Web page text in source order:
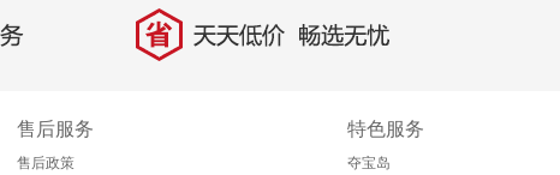
省 天天低价，畅选无忧
售后服务
售后政策
特色服务
夺宝岛